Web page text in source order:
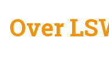
Over